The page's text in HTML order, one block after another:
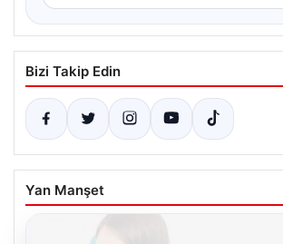
Bizi Takip Edin
Yan Manşet